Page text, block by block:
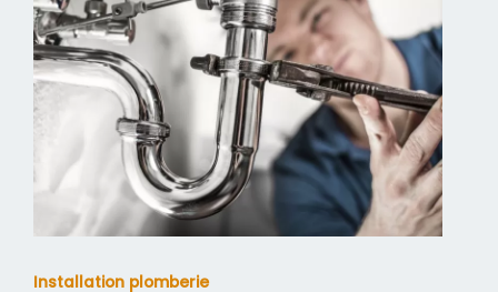
Installation plomberie